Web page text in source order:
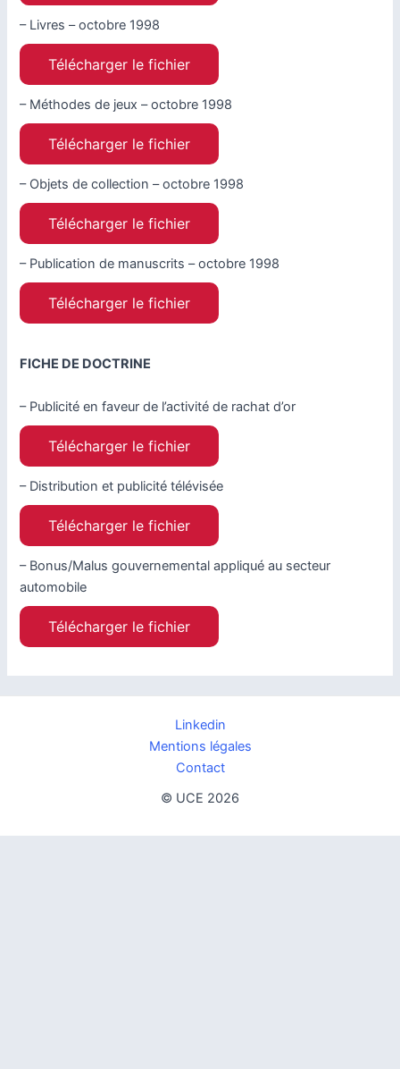
– Livres – octobre 1998
Télécharger le fichier
– Méthodes de jeux – octobre 1998
Télécharger le fichier
– Objets de collection – octobre 1998
Télécharger le fichier
– Publication de manuscrits – octobre 1998
Télécharger le fichier
FICHE DE DOCTRINE
– Publicité en faveur de l’activité de rachat d’or
Télécharger le fichier
– Distribution et publicité télévisée
Télécharger le fichier
– Bonus/Malus gouvernemental appliqué au secteur
automobile
Télécharger le fichier
Linkedin
Mentions légales
Contact
© UCE 2026